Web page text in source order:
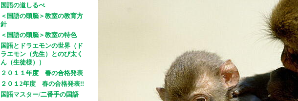
国語の道しるべ
＜国語の頭脳＞教室の教育方
針
＜国語の頭脳＞教室の特色
国語とドラエモンの世界（ド
ラエモン（先生）とのび太く
ん（生徒様））
２０１１年度 春の合格発表
２０１2年度 春の合格発表!!
国語マスター/二番手の国語